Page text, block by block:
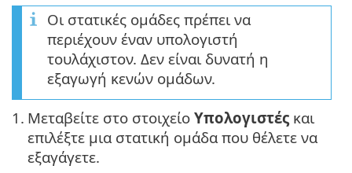
Οι στατικές ομάδες πρέπει να
περιέχουν έναν υπολογιστή
τουλάχιστον. Δεν είναι δυνατή η
εξαγωγή κενών ομάδων.
1. Μεταβείτε στο στοιχείο Υπολογιστές και
επιλέξτε μια στατική ομάδα που θέλετε να
εξαγάγετε.